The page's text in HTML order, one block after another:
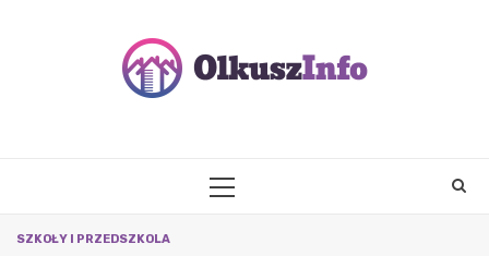
PRIMARY
SZKOŁY I PRZEDSZKOLA